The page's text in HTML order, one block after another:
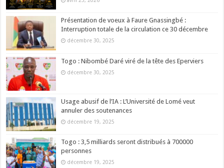
Présentation de voeux à Faure Gnassingbé :
Interruption totale de la circulation ce 30 décembre
décembre 30, 2025
Togo : Nibombé Daré viré de la tête des Eperviers
décembre 30, 2025
Usage abusif de l’IA : L’Université de Lomé veut
annuler des soutenances
décembre 19, 2025
Togo : 3,5 milliards seront distribués à 700000
personnes
décembre 19, 2025